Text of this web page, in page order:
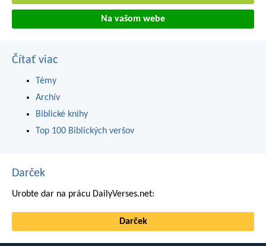
Na vašom webe
Čítať viac
Témy
Archív
Biblické knihy
Top 100 Biblických veršov
Darček
Urobte dar na prácu DailyVerses.net:
Darček